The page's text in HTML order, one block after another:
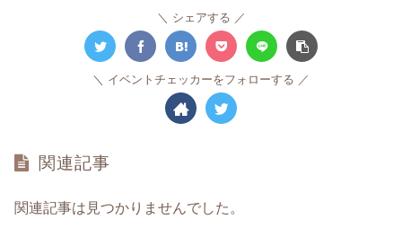
シェアする
イベントチェッカーをフォローする
関連記事
関連記事は見つかりませんでした。